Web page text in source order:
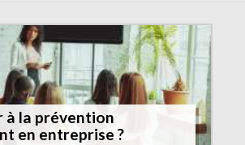
à la prévention
en entreprise ?